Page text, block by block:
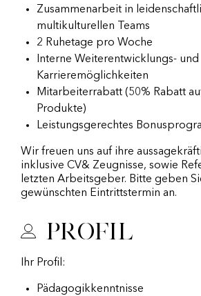
Zusammenarbeit in
multikulturellen Teams
2 Ruhetage pro Woche
Interne Weiterentwicklungs- und
Karrieremöglichkeiten
Mitarbeiterrabatt (50% Rabatt
Produkte)
Leistungsgerechtes
Wir freuen uns auf ihre
inklusive CV& Zeugnisse, sowie
letzten Arbeitsgeber. Bitte geben
gewünschten Eintrittstermin an.
Profil
Ihr Profil:
Pädagogikkenntnisse